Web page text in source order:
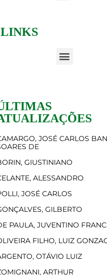
LINKS
JOSÉ CARLOS
DE
GIUSTINIANO
ALESSANDRO
JOSÉ CARLOS
GILBERTO
PAULA, JUVENTINO
FILHO, LUIZ
OTÁVIO LUIZ
ARTHUR